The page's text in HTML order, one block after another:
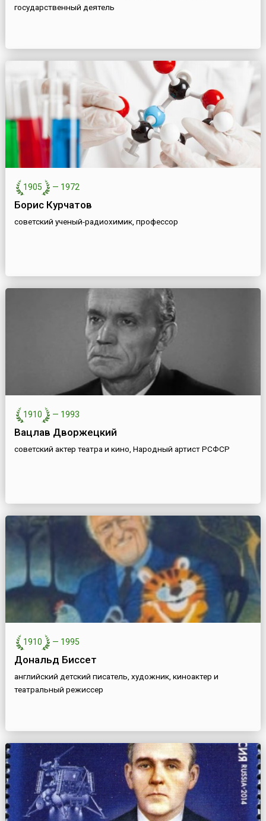
государственный деятель
1905 — 1972
Борис Курчатов
советский ученый-радиохимик, профессор
1910 — 1993
Вацлав Дворжецкий
советский актер театра и кино, Народный артист РСФСР
1910 — 1995
Дональд Биссет
английский детский писатель, художник, киноактер и
театральный режиссер